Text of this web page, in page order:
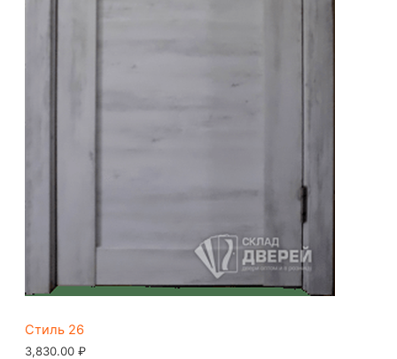
Стиль 26
3,830.00 ₽